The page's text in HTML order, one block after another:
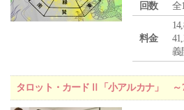
回数
全
料金
義
タロット・カードⅡ「小アルカナ」 ～